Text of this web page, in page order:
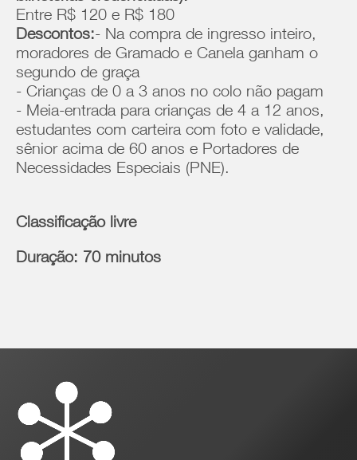
Entre R$ 120 e R$ 180
Descontos:- Na compra de ingresso inteiro,
moradores de Gramado e Canela ganham o
segundo de graça
- Crianças de 0 a 3 anos no colo não pagam
- Meia-entrada para crianças de 4 a 12 anos,
estudantes com carteira com foto e validade,
sênior acima de 60 anos e Portadores de
Necessidades Especiais (PNE).
Classificação livre
Duração: 70 minutos